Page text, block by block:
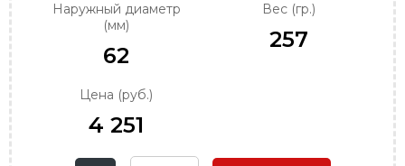
Наружный диаметр
(мм)
62
Вес (гр.)
257
Цена (руб.)
4 251